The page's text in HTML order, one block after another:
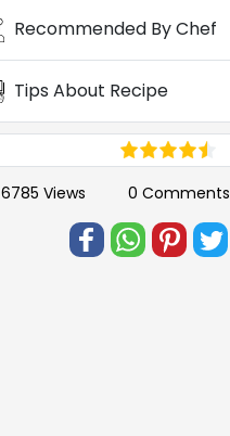
Recommended By Chef
Tips About Recipe
6785 Views 0 Comments